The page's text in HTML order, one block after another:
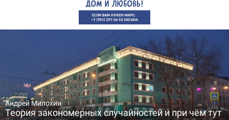
Андрей Милохин
Теория закономерных случайностей и при чём тут